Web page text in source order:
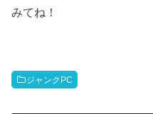
みてね！
ジャンクPC